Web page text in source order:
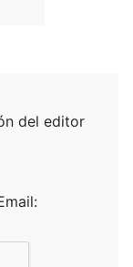
del editor